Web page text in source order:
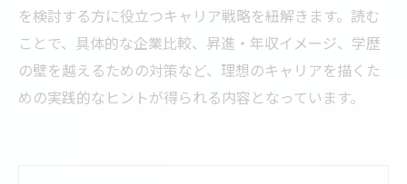
を検討する方に役立つキャリア戦略を紐解きます。読む
ことで、具体的な企業比較、昇進・年収イメージ、学歴
の壁を越えるための対策など、理想のキャリアを描くた
めの実践的なヒントが得られる内容となっています。